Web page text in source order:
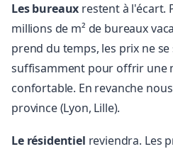
Les bureaux restent à l'écart.
millions de m² de bureaux
prend du temps, les prix ne
suffisamment pour offrir une
confortable. En revanche
province (Lyon, Lille).
Le résidentiel reviendra. Les